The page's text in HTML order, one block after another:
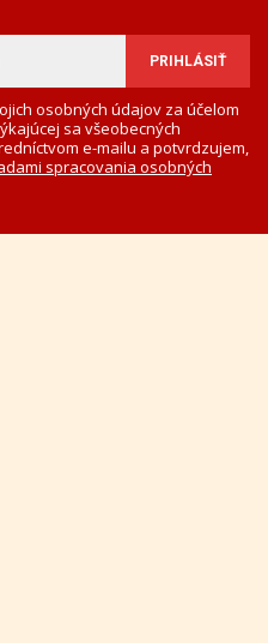
osobných údajov za účelom
sa všeobecných
e-mailu a potvrdzujem,
spracovania osobných